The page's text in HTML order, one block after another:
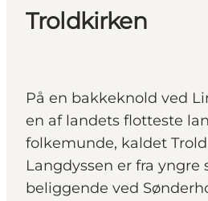
Troldkirken
På en bakkeknold ved
en af landets flotteste
folkemunde, kaldet
Langdyssen er fra yngre
beliggende ved